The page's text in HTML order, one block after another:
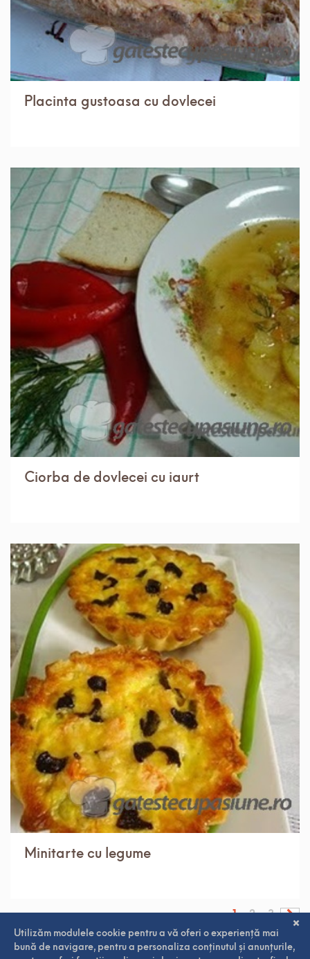
Placinta gustoasa cu dovlecei
IN 30 MIN. USOR 4 PORTII
Ciorba de dovlecei cu iaurt
IN 1 ORA. USOR
Minitarte cu legume
1 2 3